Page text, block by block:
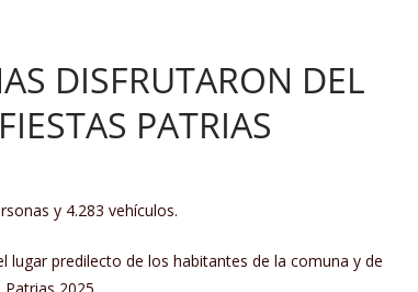
DISFRUTARON DEL
PATRIAS
y 4.283 vehículos.
lugar predilecto de los habitantes de la comuna y de